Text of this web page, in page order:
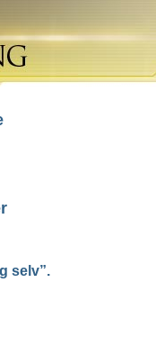
selv”.